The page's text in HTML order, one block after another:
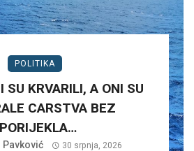
POLITIKA
SU KRVARILI, A ONI SU
CARSTVA BEZ
PORIJEKLA…
Pavković 30 srpnja, 2026